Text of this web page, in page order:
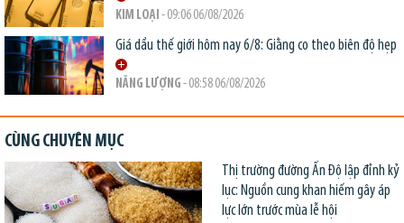
KIM LOẠI - 09:06 06/08/2026
Giá dầu thế giới hôm nay 6/8: Giằng co theo biên độ hẹp
NĂNG LƯỢNG - 08:58 06/08/2026
CÙNG CHUYÊN MỤC
Thị trường đường Ấn Độ lập đỉnh kỷ
lục: Nguồn cung khan hiếm gây áp
lực lớn trước mùa lễ hội